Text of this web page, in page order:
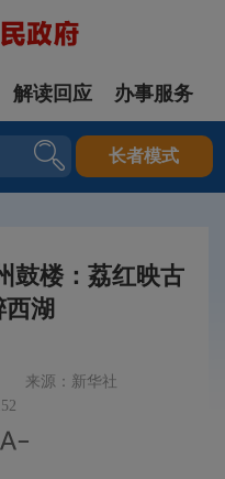
登录
解读回应 办事服务
长者模式
鼓楼：荔红映古
湖
来源：新华社
